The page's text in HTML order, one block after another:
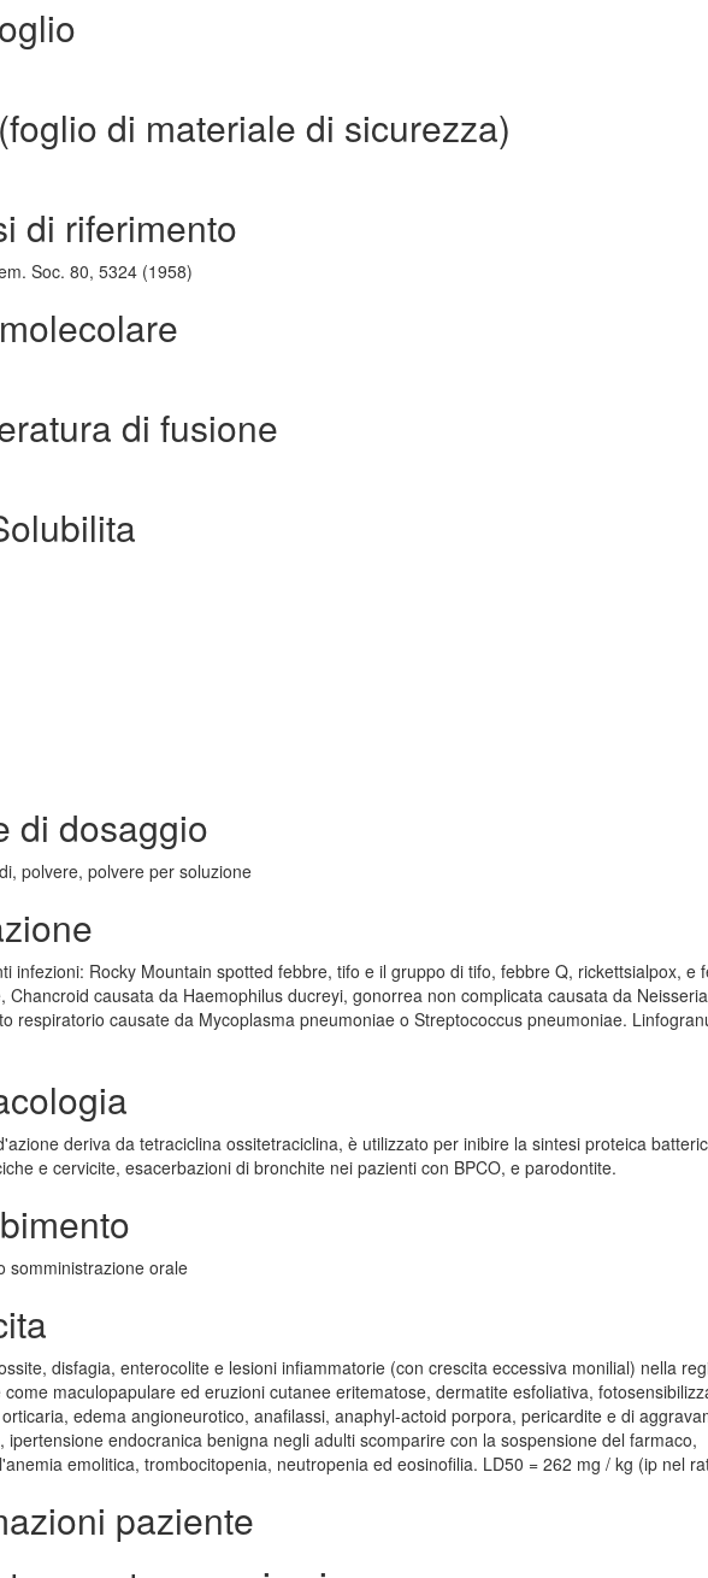
di materiale di sicurezza)
di riferimento
Soc. 80, 5324 (1958)
di fusione
di dosaggio
polvere, polvere per soluzione
infezioni: Rocky Mountain spotted febbre, tifo e il gruppo di tifo, febbre Q, rickettsialpox, e
Chancroid causata da Haemophilus ducreyi, gonorrea non complicata causata da Neisseria
respiratorio causate da Mycoplasma pneumoniae o Streptococcus pneumoniae.
deriva da tetraciclina ossitetraciclina, è utilizzato per inibire la sintesi proteica
e cervicite, esacerbazioni di bronchite nei pazienti con BPCO, e parodontite.
somministrazione orale
disfagia, enterocolite e lesioni infiammatorie (con crescita eccessiva monilial) nella
maculopapulare ed eruzioni cutanee eritematose, dermatite esfoliativa,
edema angioneurotico, anafilassi, anaphyl-actoid porpora, pericardite e di
ipertensione endocranica benigna negli adulti scomparire con la sospensione del farmaco,
emolitica, trombocitopenia, neutropenia ed eosinofilia. LD50 = 262 mg / kg (ip nel
paziente